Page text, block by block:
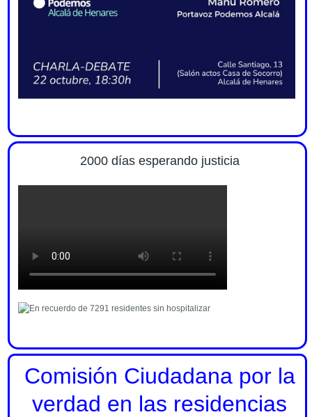
2000 días esperando justicia
Comisión Ciudadana por la
verdad en las residencias